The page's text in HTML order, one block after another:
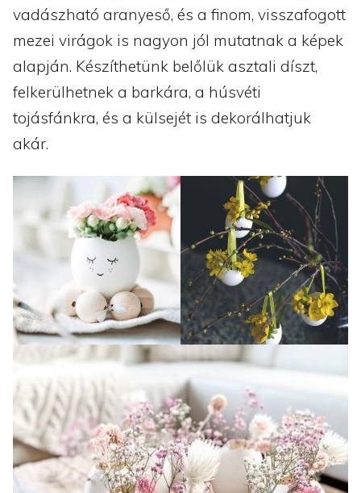
vadászható aranyeső, és a finom, visszafogott
mezei virágok is nagyon jól mutatnak a képek
alapján. Készíthetünk belőlük asztali díszt,
felkerülhetnek a barkára, a húsvéti
tojásfánkra, és a külsejét is dekorálhatjuk
akár.